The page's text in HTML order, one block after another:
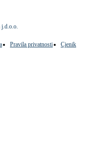
j.d.o.o.
Pravila privatnosti
Cjenik